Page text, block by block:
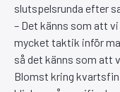
slutspelsrunda efter
– Det känns som att
mycket taktik inför
så det känns som att
Blomst kring